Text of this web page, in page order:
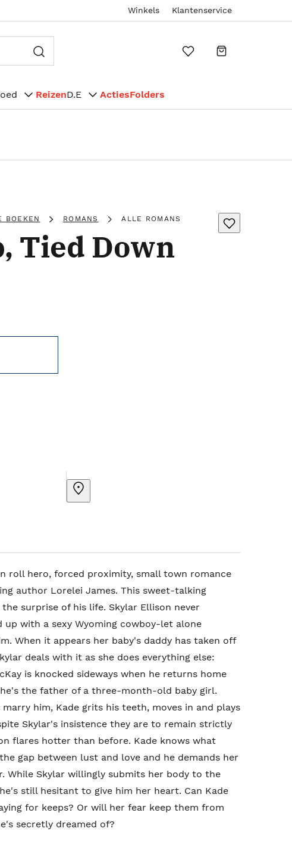
Winkels Klantenservice
ReizenD.E ActiesFolders
BOEKEN ROMANS ALLE ROMANS
Tied Down
roll hero, forced proximity, small town romance
author Lorelei James. This sweet-talking
surprise of his life. Skylar Ellison never
with a sexy Wyoming cowboy-let alone
When it appears her baby's daddy has taken off
deals with it as she does everything else:
is knocked sideways when he returns home
the father of a three-month-old baby girl.
him, Kade grits his teeth, moves in and plays
Skylar's insistence they are to remain strictly
flares hotter than before. Kade knows what
gap between lust and love and he demands her
While Skylar willingly submits her body to the
still hesitant to give him her heart. Can Kade
for keeps? Or will her fear keep them from
secretly dreamed of?